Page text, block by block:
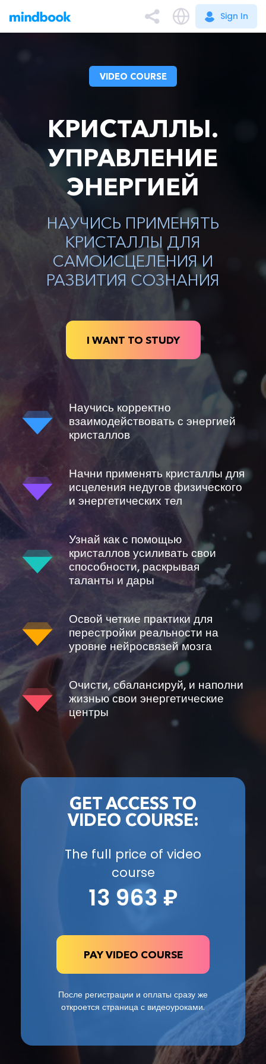
Sign In
Sign In
VIDEO COURSE
КРИСТАЛЛЫ.
УПРАВЛЕНИЕ
ЭНЕРГИЕЙ
НАУЧИСЬ ПРИМЕНЯТЬ
КРИСТАЛЛЫ ДЛЯ
САМОИСЦЕЛЕНИЯ И
РАЗВИТИЯ СОЗНАНИЯ
I WANT TO STUDY
Научись корректно
взаимодействовать с энергией
кристаллов
Начни применять кристаллы для
исцеления недугов физического
и энергетических тел
Узнай как с помощью
кристаллов усиливать свои
способности, раскрывая
таланты и дары
Освой четкие практики для
перестройки реальности на
уровне нейросвязей мозга
Очисти, сбалансируй, и наполни
жизнью свои энергетические
центры
GET ACCESS TO
VIDEO COURSE:
The full price of video
course
13 963 ₽
После регистрации и оплаты сразу же
откроется страница с видеоуроками.